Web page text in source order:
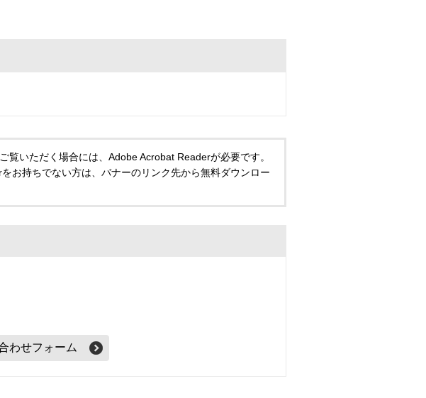
覧いただく場合には、Adobe Acrobat Readerが必要です。
お持ちでない方は、バナーのリンク先から無料ダウンロー